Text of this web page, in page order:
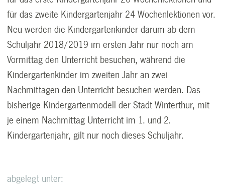
für das zweite Kindergartenjahr 24 Wochenlektionen vor.
Neu werden die Kindergartenkinder darum ab dem
Schuljahr 2018/2019 im ersten Jahr nur noch am
Vormittag den Unterricht besuchen, während die
Kindergartenkinder im zweiten Jahr an zwei
Nachmittagen den Unterricht besuchen werden. Das
bisherige Kindergartenmodell der Stadt Winterthur, mit
je einem Nachmittag Unterricht im 1. und 2.
Kindergartenjahr, gilt nur noch dieses Schuljahr.
abgelegt unter: